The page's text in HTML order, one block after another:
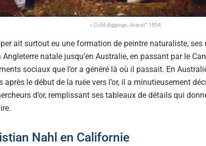
« Gold diggings, Ararat” 1854.
ait surtout eu une formation de peintre naturaliste,
natale jusqu’en Australie, en passant par le
sociaux que l’or a généré là où il passait. En
après le début de la ruée vers l’or, il a minutieusement
d’or, remplissant ses tableaux de détails qui
Nahl en Californie